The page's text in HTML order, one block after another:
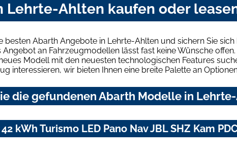
Lehrte-Ahlten kaufen oder
besten Abarth Angebote in Lehrte-Ahlten und sichern Sie
Angebot an Fahrzeugmodellen lässt fast keine Wünsche offen.
Modell mit den neuesten technologischen Features
interessieren, wir bieten Ihnen eine breite Palette an
die gefundenen Abarth Modelle in
kWh Turismo LED Pano Nav JBL SHZ Kam